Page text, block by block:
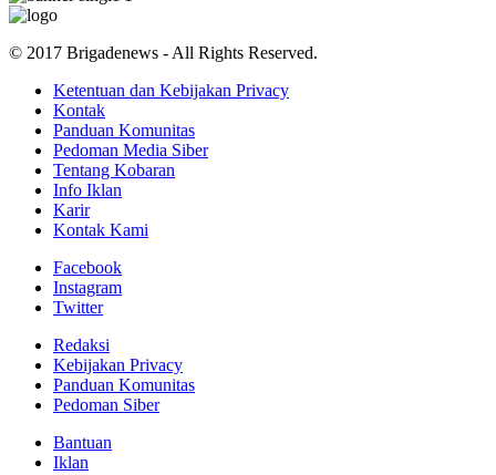
© 2017 Brigadenews - All Rights Reserved.
Ketentuan dan Kebijakan Privacy
Kontak
Panduan Komunitas
Pedoman Media Siber
Tentang Kobaran
Info Iklan
Karir
Kontak Kami
Facebook
Instagram
Twitter
Redaksi
Kebijakan Privacy
Panduan Komunitas
Pedoman Siber
Bantuan
Iklan